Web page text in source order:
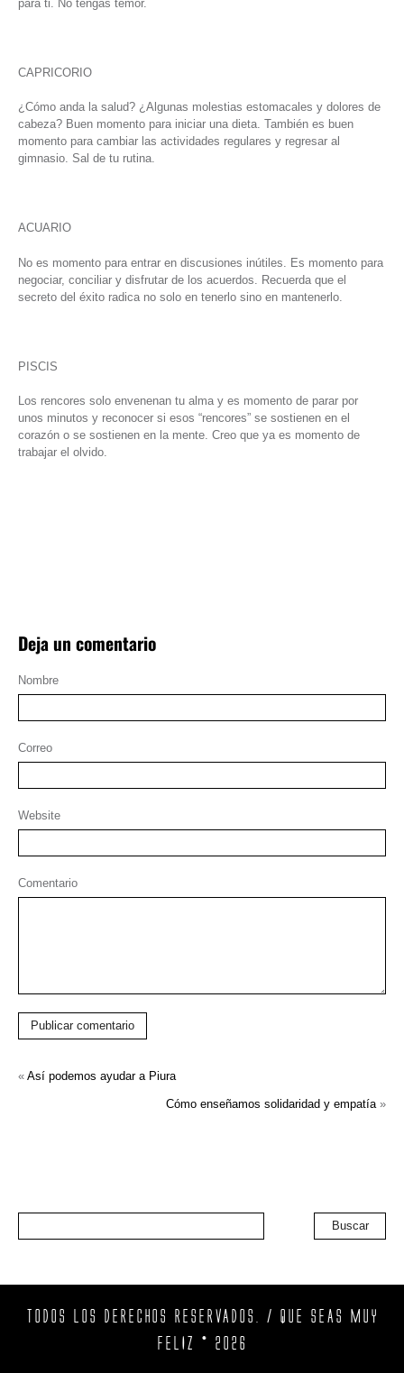
para ti. No tengas temor.
CAPRICORIO
¿Cómo anda la salud? ¿Algunas molestias estomacales y dolores de
cabeza? Buen momento para iniciar una dieta. También es buen
momento para cambiar las actividades regulares y regresar al
gimnasio. Sal de tu rutina.
ACUARIO
No es momento para entrar en discusiones inútiles. Es momento para
negociar, conciliar y disfrutar de los acuerdos. Recuerda que el
secreto del éxito radica no solo en tenerlo sino en mantenerlo.
PISCIS
Los rencores solo envenenan tu alma y es momento de parar por
unos minutos y reconocer si esos “rencores” se sostienen en el
corazón o se sostienen en la mente. Creo que ya es momento de
trabajar el olvido.
Deja un comentario
Nombre
Correo
Website
Comentario
Publicar comentario
« Así podemos ayudar a Piura
Cómo enseñamos solidaridad y empatía»
Buscar
TODOS LOS DERECHOS RESERVADOS. / QUE SEAS MUY
FELIZ © 2026